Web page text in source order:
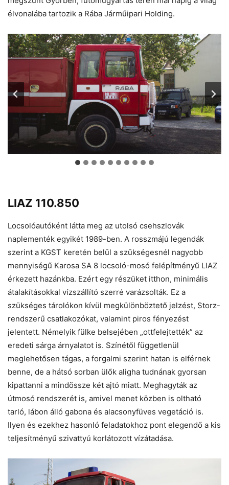
élvonalába tartozik a Rába Járműipari Holding.
LIAZ 110.850
Locsolóautóként látta meg az utolsó csehszlovák
naplementék egyikét 1989-ben. A rosszmájú legendák
szerint a KGST keretén belül a szükségesnél nagyobb
mennyiségű Karosa SA 8 locsoló-mosó felépítményű LIAZ
érkezett hazánkba. Ezért egy részüket itthon, minimális
átalakításokkal vízszállító szerré varázsolták. Ez a
szükséges tárolókon kívül megkülönböztető jelzést, Storz-
rendszerű csatlakozókat, valamint piros fényezést
jelentett. Némelyik fülke belsejében „ottfelejtették” az
eredeti sárga árnyalatot is. Színétől függetlenül
meglehetősen tágas, a forgalmi szerint hatan is elférnek
benne, de a hátsó sorban ülők aligha tudnának gyorsan
kipattanni a mindössze két ajtó miatt. Meghagyták az
útmosó rendszerét is, amivel menet közben is oltható
tarló, lábon álló gabona és alacsonyfüves vegetáció is.
Ilyen és ezekhez hasonló feladatokhoz pont elegendő a kis
teljesítményű szivattyú korlátozott vízátadása.